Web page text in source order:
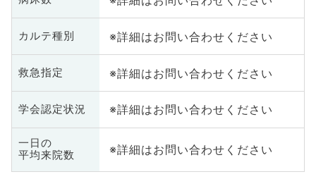
カルテ種別 ※詳細はお問い合わせください
救急指定 ※詳細はお問い合わせください
学会認定状況 ※詳細はお問い合わせください
一日の
平均来院数
※詳細はお問い合わせください